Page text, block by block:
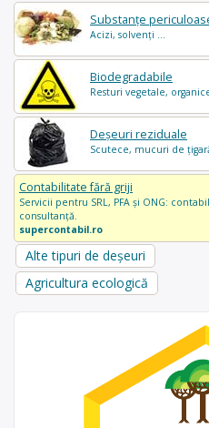
Substanțe
Acizi, solvenți ...
Biodegradabile
Resturi vegetale,
Deșeuri reziduale
Scutece, mucuri de
Contabilitate fără griji
Servicii pentru SRL, PFA și ONG:
consultanță.
supercontabil.ro
Alte tipuri de deșeuri
Agricultura ecologică